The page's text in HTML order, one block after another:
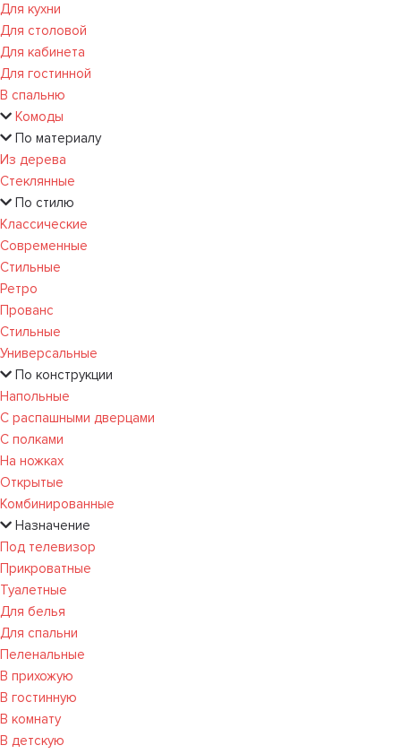
Для кухни
Для столовой
Для кабинета
Для гостинной
В спальню
Комоды
По материалу
Из дерева
Стеклянные
По стилю
Классические
Современные
Стильные
Ретро
Прованс
Стильные
Универсальные
По конструкции
Напольные
С распашными дверцами
С полками
На ножках
Открытые
Комбинированные
Назначение
Под телевизор
Прикроватные
Туалетные
Для белья
Для спальни
Пеленальные
В прихожую
В гостинную
В комнату
В детскую